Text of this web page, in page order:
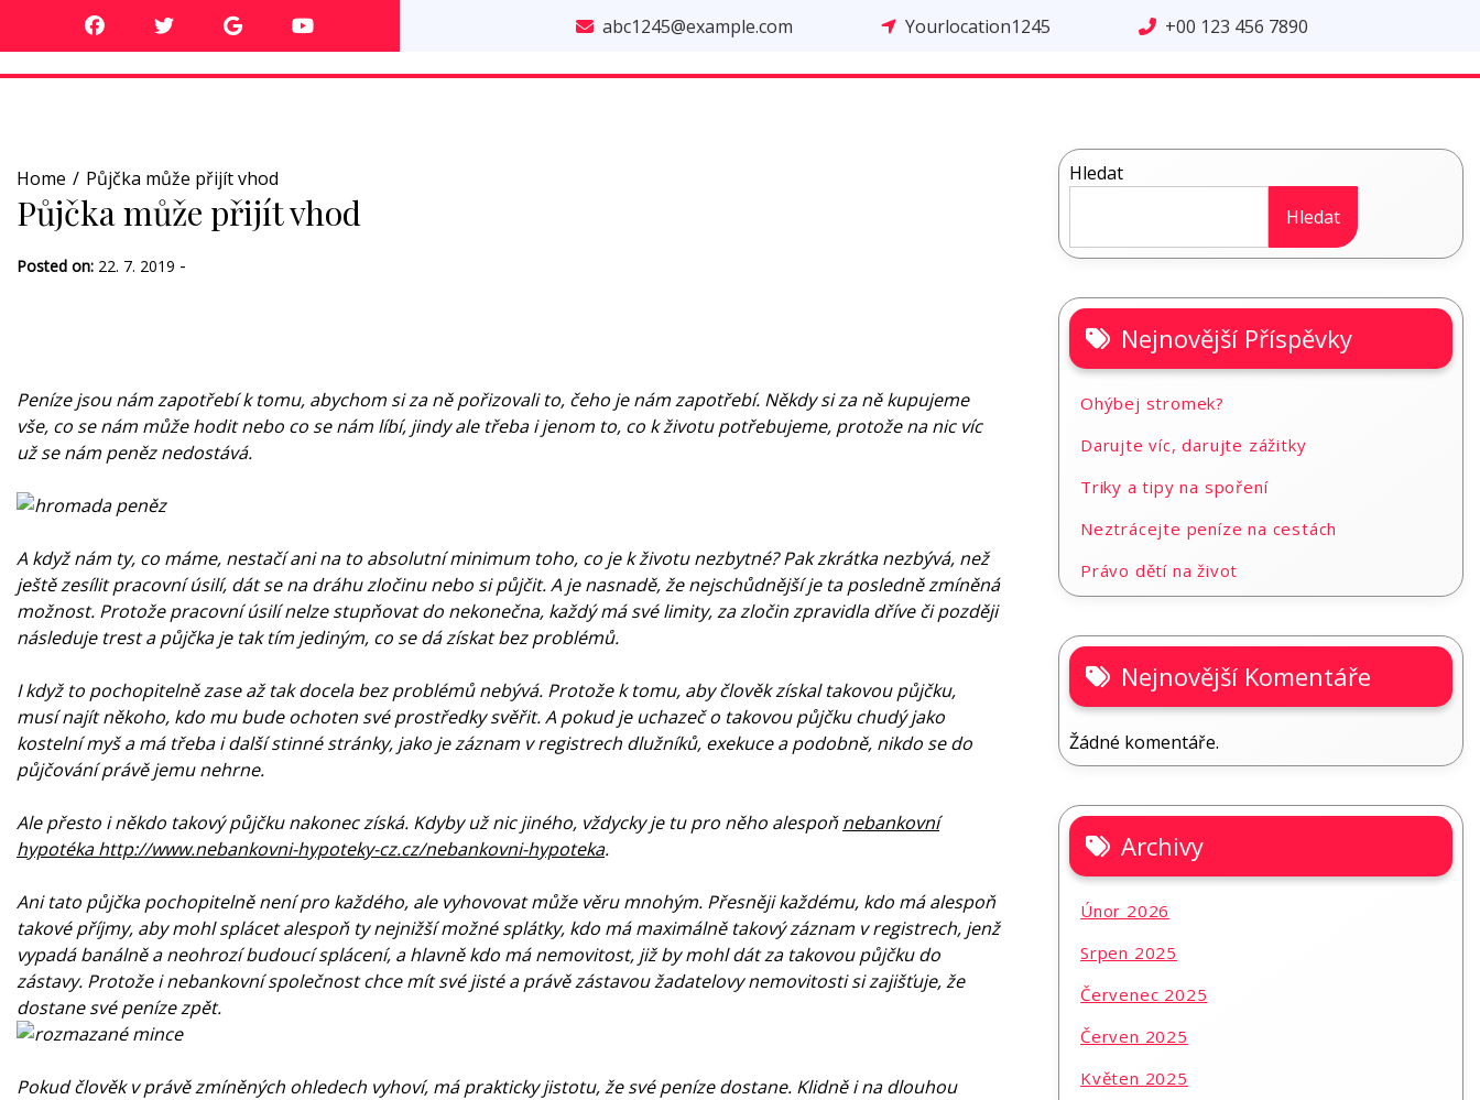
abc1245@example.com Yourlocation1245 +00 123 456 7890
Home Půjčka může přijít vhod
Půjčka může přijít vhod
Posted on: 22. 7. 2019 -
Peníze jsou nám zapotřebí k tomu, abychom si za ně pořizovali to, čeho je nám zapotřebí. Někdy si za ně kupujeme
vše, co se nám může hodit nebo co se nám líbí, jindy ale třeba i jenom to, co k životu potřebujeme, protože na nic víc
už se nám peněz nedostává.
A když nám ty, co máme, nestačí ani na to absolutní minimum toho, co je k životu nezbytné? Pak zkrátka nezbývá, než
ještě zesílit pracovní úsilí, dát se na dráhu zločinu nebo si půjčit. A je nasnadě, že nejschůdnější je ta posledně zmíněná
možnost. Protože pracovní úsilí nelze stupňovat do nekonečna, každý má své limity, za zločin zpravidla dříve či později
následuje trest a půjčka je tak tím jediným, co se dá získat bez problémů.
I když to pochopitelně zase až tak docela bez problémů nebývá. Protože k tomu, aby člověk získal takovou půjčku,
musí najít někoho, kdo mu bude ochoten své prostředky svěřit. A pokud je uchazeč o takovou půjčku chudý jako
kostelní myš a má třeba i další stinné stránky, jako je záznam v registrech dlužníků, exekuce a podobně, nikdo se do
půjčování právě jemu nehrne.
Ale přesto i někdo takový půjčku nakonec získá. Kdyby už nic jiného, vždycky je tu pro něho alespoňnebankovní
hypotéka http://www.nebankovni-hypoteky-cz.cz/nebankovni-hypoteka.
Ani tato půjčka pochopitelně není pro každého, ale vyhovovat může věru mnohým. Přesněji každému, kdo má alespoň
takové příjmy, aby mohl splácet alespoň ty nejnižší možné splátky, kdo má maximálně takový záznam v registrech, jenž
vypadá banálně a neohrozí budoucí splácení, a hlavně kdo má nemovitost, již by mohl dát za takovou půjčku do
zástavy. Protože i nebankovní společnost chce mít své jisté a právě zástavou žadatelovy nemovitosti si zajišťuje, že
dostane své peníze zpět.
Pokud člověk v právě zmíněných ohledech vyhoví, má prakticky jistotu, že své peníze dostane. Klidně i na dlouhou
Hledat
Hledat
Nejnovější Příspěvky
Ohýbej stromek?
Darujte víc, darujte zážitky
Triky a tipy na spoření
Neztrácejte peníze na cestách
Právo dětí na život
Nejnovější Komentáře
Žádné komentáře.
Archivy
Únor 2026
Srpen 2025
Červenec 2025
Červen 2025
Květen 2025